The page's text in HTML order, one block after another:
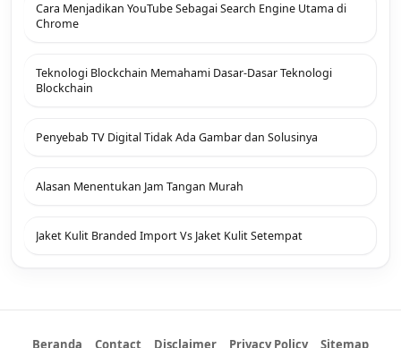
Cara Menjadikan YouTube Sebagai Search Engine Utama di
Chrome
Teknologi Blockchain Memahami Dasar-Dasar Teknologi
Blockchain
Penyebab TV Digital Tidak Ada Gambar dan Solusinya
Alasan Menentukan Jam Tangan Murah
Jaket Kulit Branded Import Vs Jaket Kulit Setempat
Beranda Contact Disclaimer Privacy Policy Sitemap